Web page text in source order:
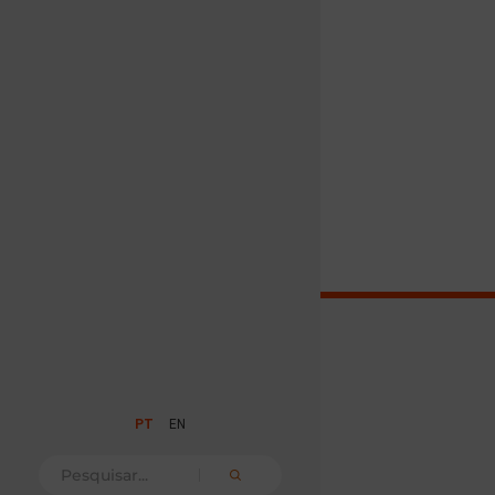
PT EN